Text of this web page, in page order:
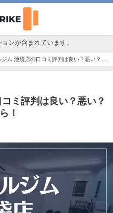
ンが含まれています。
ジム 池袋店の口コミ評判は良い？悪い？徹
ミ評判は良い？悪い？
！